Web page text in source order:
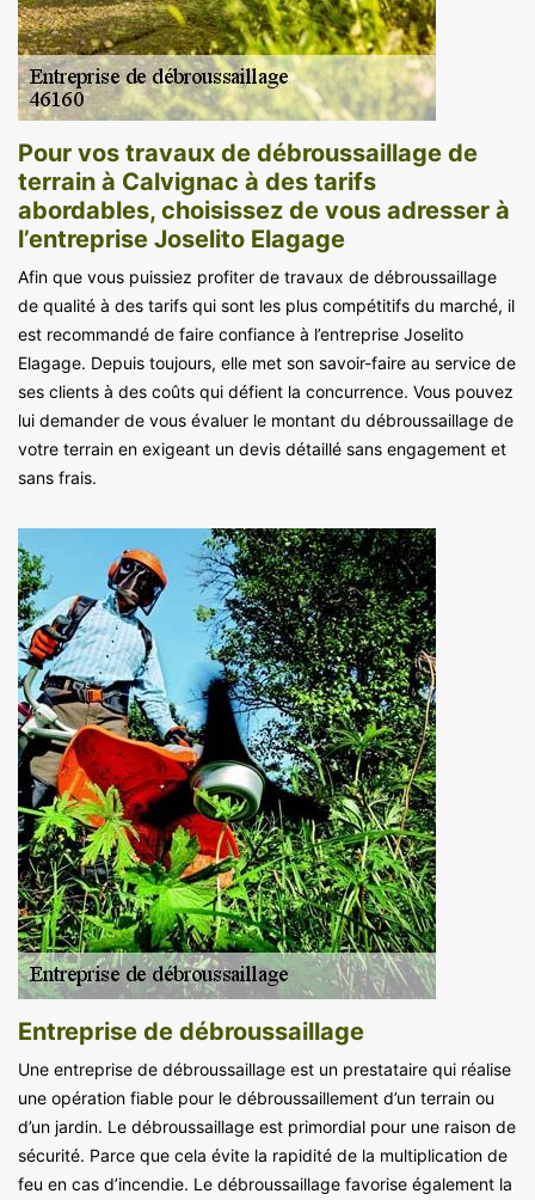
Pour vos travaux de débroussaillage de
terrain à Calvignac à des tarifs
abordables, choisissez de vous adresser à
l’entreprise Joselito Elagage
Afin que vous puissiez profiter de travaux de débroussaillage
de qualité à des tarifs qui sont les plus compétitifs du marché, il
est recommandé de faire confiance à l’entreprise Joselito
Elagage. Depuis toujours, elle met son savoir-faire au service de
ses clients à des coûts qui défient la concurrence. Vous pouvez
lui demander de vous évaluer le montant du débroussaillage de
votre terrain en exigeant un devis détaillé sans engagement et
sans frais.
Entreprise de débroussaillage
Une entreprise de débroussaillage est un prestataire qui réalise
une opération fiable pour le débroussaillement d’un terrain ou
d’un jardin. Le débroussaillage est primordial pour une raison de
sécurité. Parce que cela évite la rapidité de la multiplication de
feu en cas d’incendie. Le débroussaillage favorise également la